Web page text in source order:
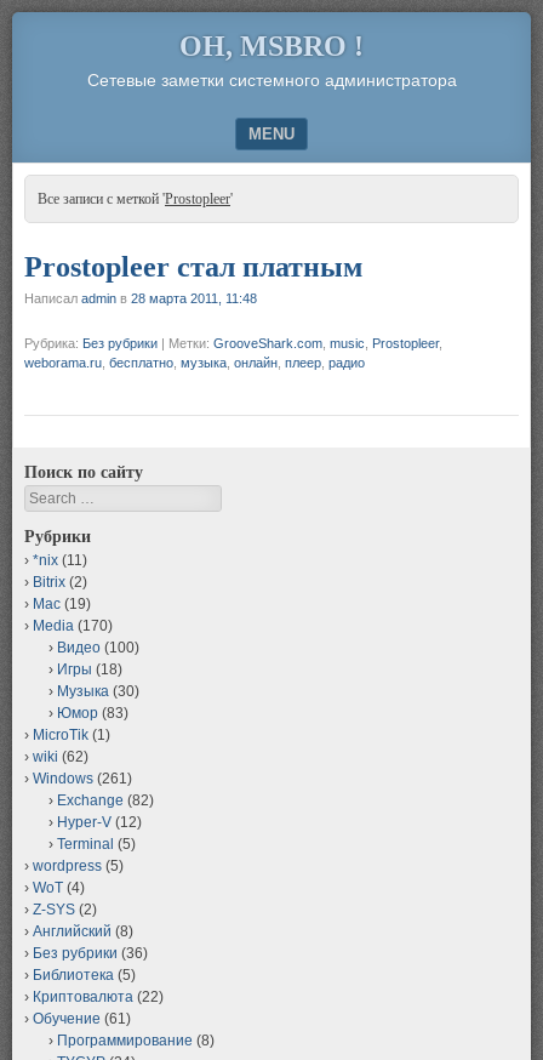
OH, MSBRO !
Сетевые заметки системного администратора
MENU
SKIP TO CONTENT
Все записи с меткой 'Prostopleer'
Prostopleer стал платным
Написал admin в 28 марта 2011, 11:48
Рубрика: Без рубрики | Метки: GrooveShark.com music Prostopleer,
weborama.ru бесплатно музыка онлайн плеер радио
Поиск по сайту
Search
Рубрики
*nix (11)
Bitrix (2)
Mac (19)
Media (170)
Видео (100)
Игры (18)
Музыка (30)
Юмор (83)
MicroTik (1)
wiki (62)
Windows (261)
Exchange (82)
Hyper-V (12)
Terminal (5)
wordpress (5)
WoT (4)
Z-SYS (2)
Английский (8)
Без рубрики (36)
Библиотека (5)
Криптовалюта (22)
Обучение (61)
Программирование (8)